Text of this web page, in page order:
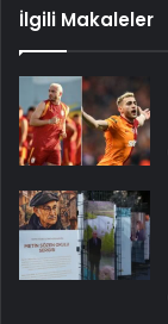
İlgili Makaleler